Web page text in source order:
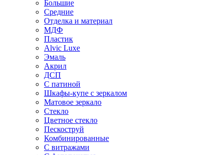
Большие
Средние
Отделка и материал
МДФ
Пластик
Alvic Luxe
Эмаль
Акрил
ДСП
С патиной
Шкафы-купе с зеркалом
Матовое зеркало
Стекло
Цветное стекло
Пескоструй
Комбинированные
С витражами